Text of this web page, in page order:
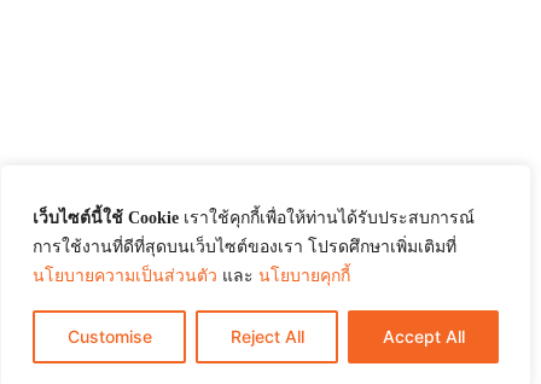
เว็บไซต์นี้ใช้ Cookie เราใช้คุกกี้เพื่อให้ท่านได้รับประสบการณ์
การใช้งานที่ดีที่สุดบนเว็บไซต์ของเรา โปรดศึกษาเพิ่มเติมที่
นโยบายความเป็นส่วนตัว และ นโยบายคุกกี้
Customise Reject All Accept All